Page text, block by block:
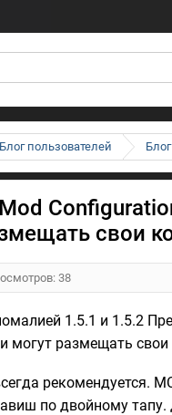
Блог пользователей
свои
38
1.5.1 и 1.5.2
могут размещать
рекомендуется.
по двойному тапу.